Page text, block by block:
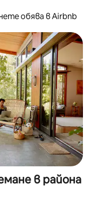
обява в Airbnb
в района